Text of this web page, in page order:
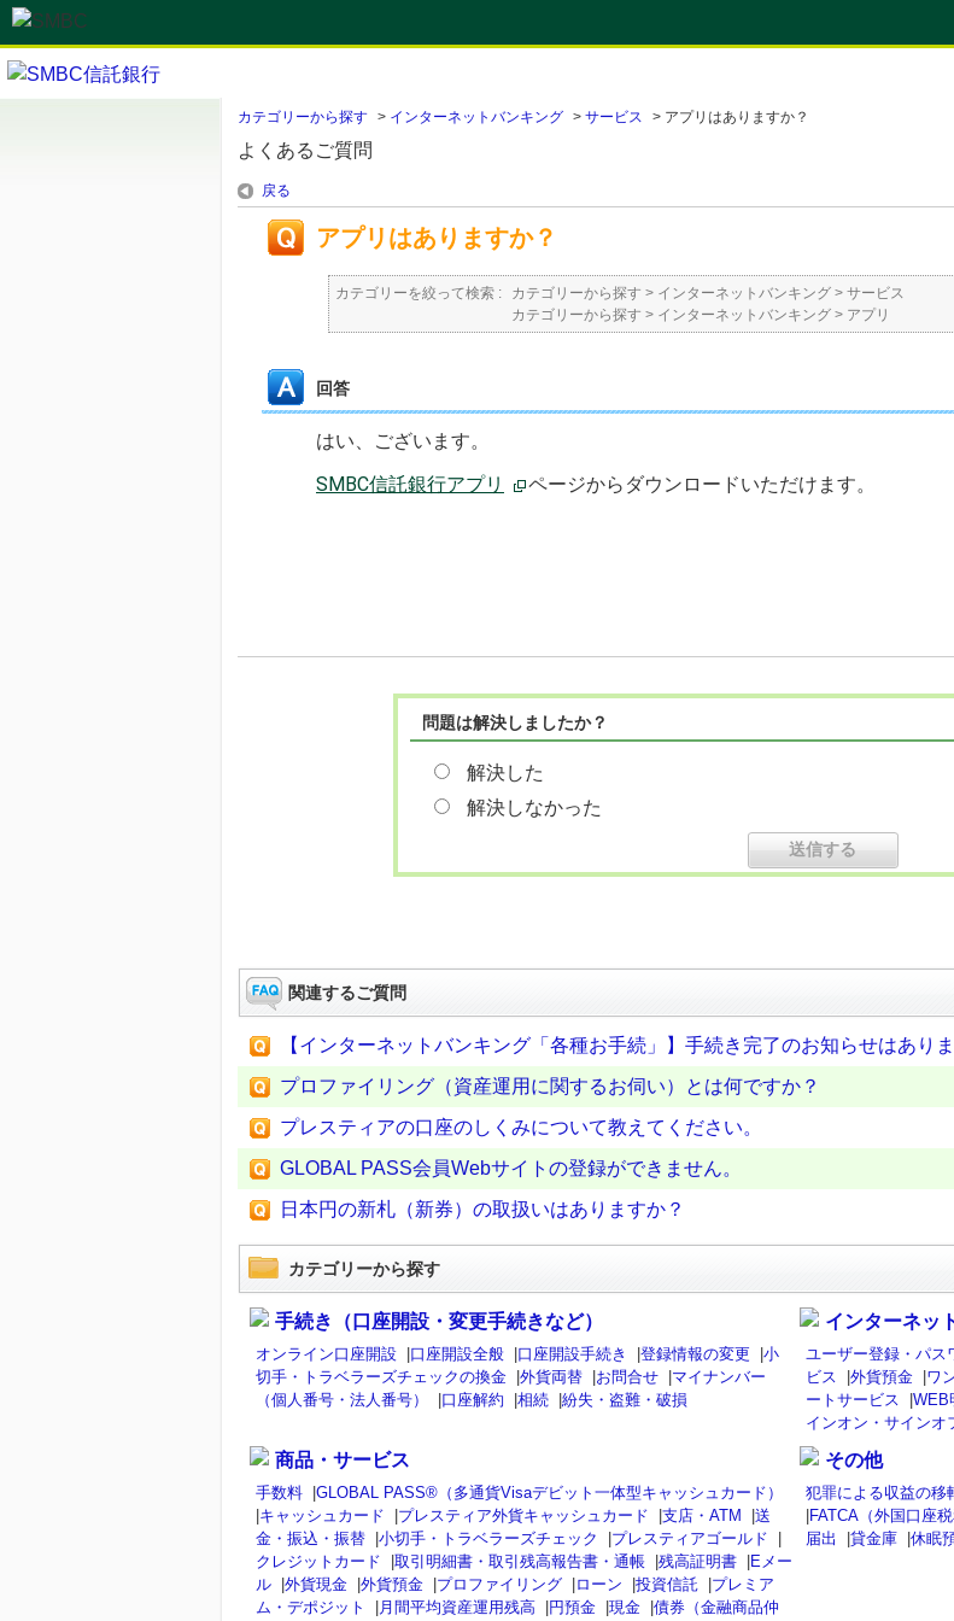
カテゴリーから探す > インターネットバンキング > サービス > アプリはありますか？
よくあるご質問
戻る
アプリはありますか？
カテゴリーを絞って検索 : カテゴリーから探す > インターネットバンキング > サービス
カテゴリーから探す > インターネットバンキング > アプリ
回答
はい、ございます。
SMBC信託銀行アプリ
ページからダウンロードいただけます。
問題は解決しましたか？
解決した
解決しなかった
関連するご質問
【インターネットバンキング「各種お手続」】手続き完了のお知らせはありま
プロファイリング（資産運用に関するお伺い）とは何ですか？
プレスティアの口座のしくみについて教えてください。
GLOBAL PASS会員Webサイトの登録ができません。
日本円の新札（新券）の取扱いはありますか？
カテゴリーから探す
手続き（口座開設・変更手続きなど）
オンライン口座開設 |口座開設全般 |口座開設手続き |登録情報の変更 |小
切手・トラベラーズチェックの換金 |外貨両替 |お問合せ |マイナンバー
（個人番号・法人番号）
|口座解約 |相続 |紛失・盗難・破損
インターネッ
ユーザー登録・パス
ビス
|外貨預金 |ワ
ートサービス
|WEB
インオン・サインオ
商品・サービス
手数料 |GLOBAL PASS®（多通貨Visaデビット一体型キャッシュカード）
|キャッシュカード |プレスティア外貨キャッシュカード |支店・ATM |送
金・振込・振替 |小切手・トラベラーズチェック |プレスティアゴールド
|
クレジットカード
|取引明細書・取引残高報告書・通帳 |残高証明書 |Eメー
ル |外貨現金 |外貨預金 |プロファイリング |ローン |投資信託 |プレミア
ム・デポジット
| 月間平均資産運用残高 |円預金 |現金 |債券（金融商品仲
その他
犯罪による収益の移
|FATCA（外国口座
届出
|貸金庫 |休眠